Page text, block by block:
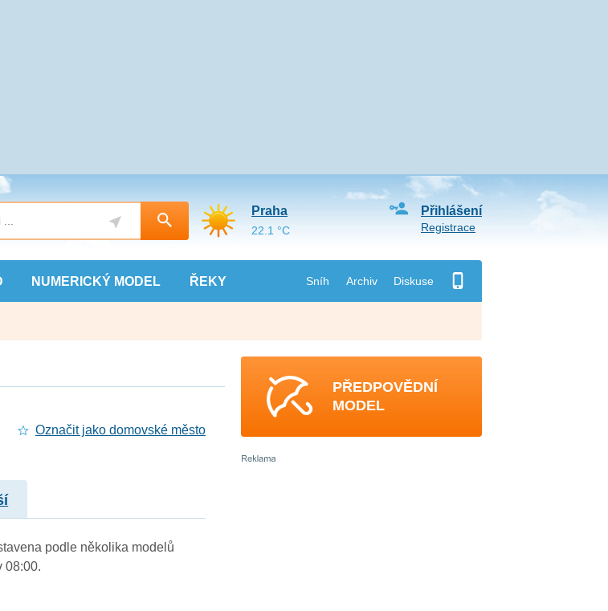
NUMERICKÝ MODEL ŘEKY Sníh Archiv Diskuse
Přihlášení
Registrace
Praha
22.1 °C
Označit jako domovské město
podle několika modelů
08:00.
PŘEDPOVĚDNÍ
MODEL